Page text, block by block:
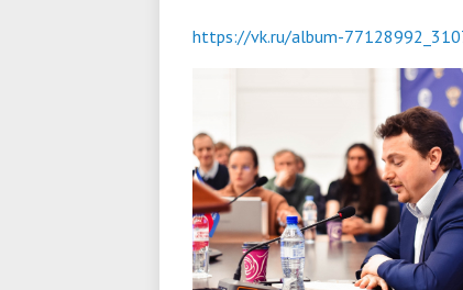
https://vk.ru/album-